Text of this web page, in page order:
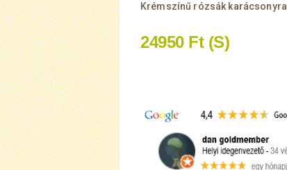
Krémszínű rózsák karácsonyra
24950 Ft (S)